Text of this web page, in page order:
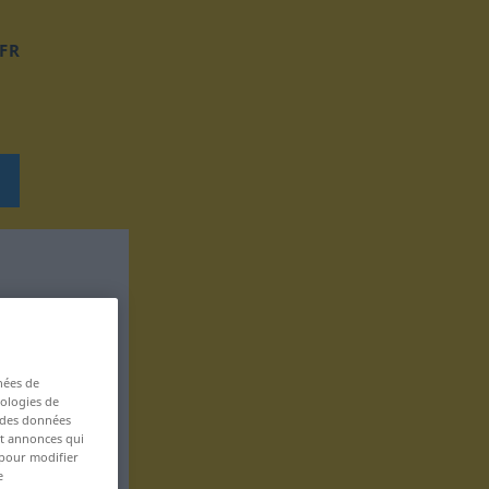
FR
de
de
données
annonces qui
modifier